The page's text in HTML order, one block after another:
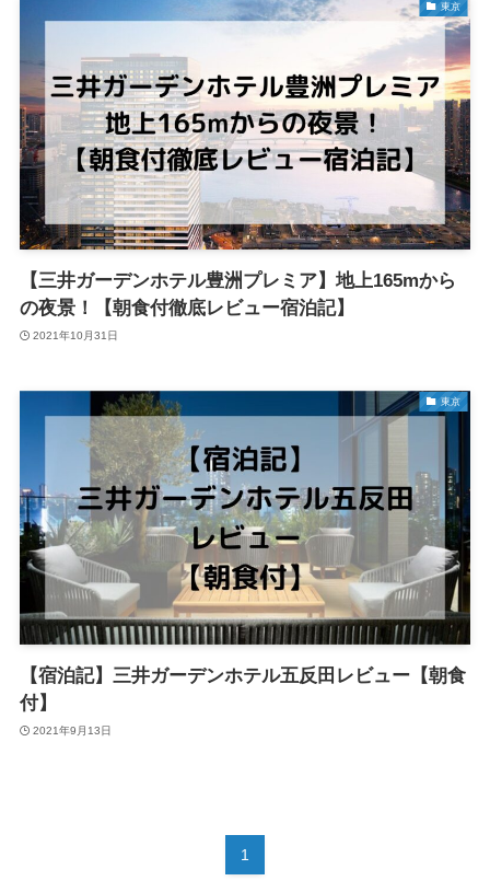
東京
【三井ガーデンホテル豊洲プレミア】地上165mから
の夜景！【朝食付徹底レビュー宿泊記】
2021年10月31日
東京
【宿泊記】三井ガーデンホテル五反田レビュー【朝食
付】
2021年9月13日
1